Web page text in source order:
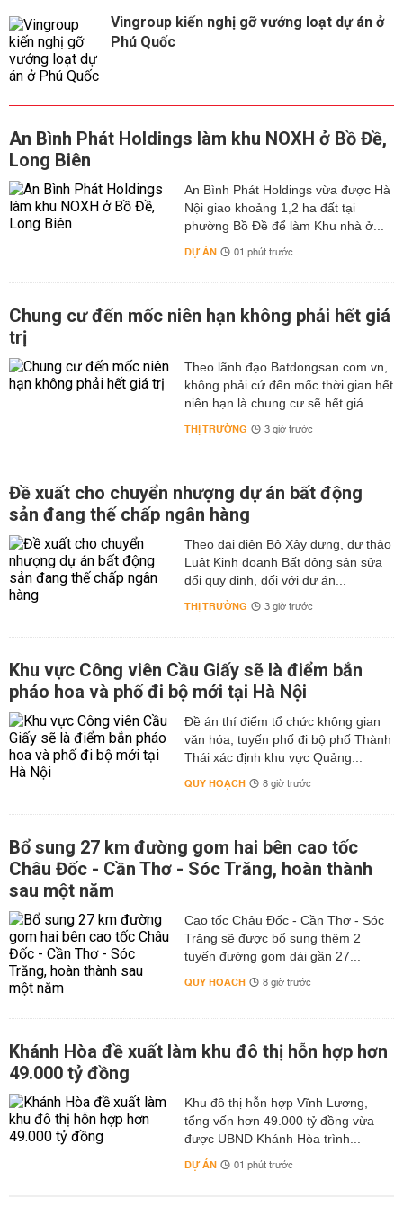
Vingroup kiến nghị gỡ vướng loạt dự án ở
Phú Quốc
An Bình Phát Holdings làm khu NOXH ở Bồ Đề,
Long Biên
An Bình Phát Holdings vừa được Hà
Nội giao khoảng 1,2 ha đất tại
phường Bồ Đề để làm Khu nhà ở...
DỰ ÁN 01 phút trước
Chung cư đến mốc niên hạn không phải hết giá
trị
Theo lãnh đạo Batdongsan.com.vn,
không phải cứ đến mốc thời gian hết
niên hạn là chung cư sẽ hết giá...
THỊ TRƯỜNG 3 giờ trước
Đề xuất cho chuyển nhượng dự án bất động
sản đang thế chấp ngân hàng
Theo đại diện Bộ Xây dựng, dự thảo
Luật Kinh doanh Bất động sản sửa
đổi quy định, đối với dự án...
THỊ TRƯỜNG 3 giờ trước
Khu vực Công viên Cầu Giấy sẽ là điểm bắn
pháo hoa và phố đi bộ mới tại Hà Nội
Đề án thí điểm tổ chức không gian
văn hóa, tuyến phố đi bộ phố Thành
Thái xác định khu vực Quảng...
QUY HOẠCH 8 giờ trước
Bổ sung 27 km đường gom hai bên cao tốc
Châu Đốc - Cần Thơ - Sóc Trăng, hoàn thành
sau một năm
Cao tốc Châu Đốc - Cần Thơ - Sóc
Trăng sẽ được bổ sung thêm 2
tuyến đường gom dài gần 27...
QUY HOẠCH 8 giờ trước
Khánh Hòa đề xuất làm khu đô thị hỗn hợp hơn
49.000 tỷ đồng
Khu đô thị hỗn hợp Vĩnh Lương,
tổng vốn hơn 49.000 tỷ đồng vừa
được UBND Khánh Hòa trình...
DỰ ÁN 01 phút trước